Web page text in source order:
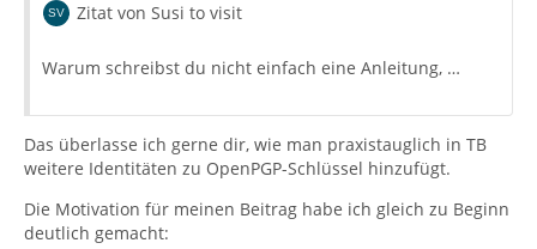
Zitat von Susi to visit
Warum schreibst du nicht einfach eine Anleitung, …
Das überlasse ich gerne dir, wie man praxistauglich in TB
weitere Identitäten zu OpenPGP-Schlüssel hinzufügt.
Die Motivation für meinen Beitrag habe ich gleich zu Beginn
deutlich gemacht: